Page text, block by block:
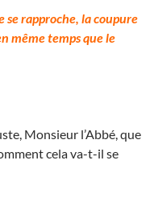
se rapproche, la coupure
même temps que le
Monsieur l’Abbé, que
cela va-t-il se